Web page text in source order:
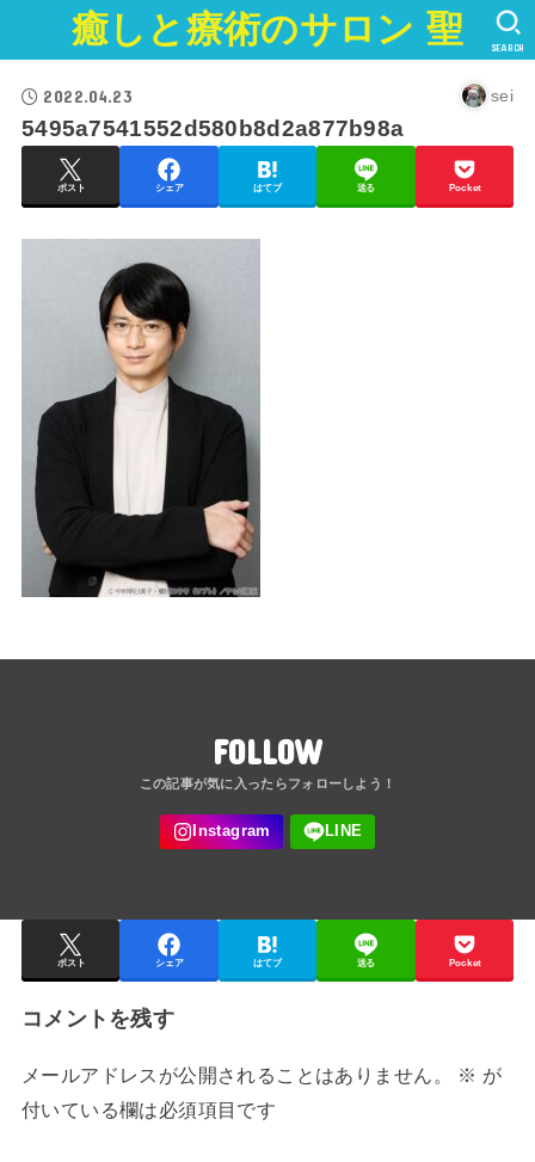
癒しと療術のサロン 聖 SEARCH
2022.04.23 sei
5495a7541552d580b8d2a877b98a
ポスト シェア はてブ 送る Pocket
FOLLOW
ポスト シェア はてブ 送る Pocket
コメントを残す
メールアドレスが公開されることはありません。 ※ が
付いている欄は必須項目です